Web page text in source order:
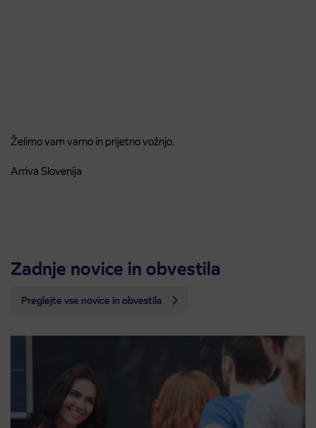
Želimo vam varno in prijetno vožnjo.
Arriva Slovenija
Zadnje novice in obvestila
Preglejte vse novice in obvestila